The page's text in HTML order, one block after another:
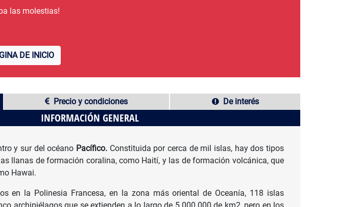
las molestias!
DE INICIO
Precio y condiciones De interés
INFORMACIÓN GENERAL
y sur del océano Pacífico. Constituida por cerca de mil islas, hay dos tipos
llanas de formación coralina, como Haití, y las de formación volcánica, que
Hawai.
en la Polinesia Francesa, en la zona más oriental de Oceanía, 118 islas